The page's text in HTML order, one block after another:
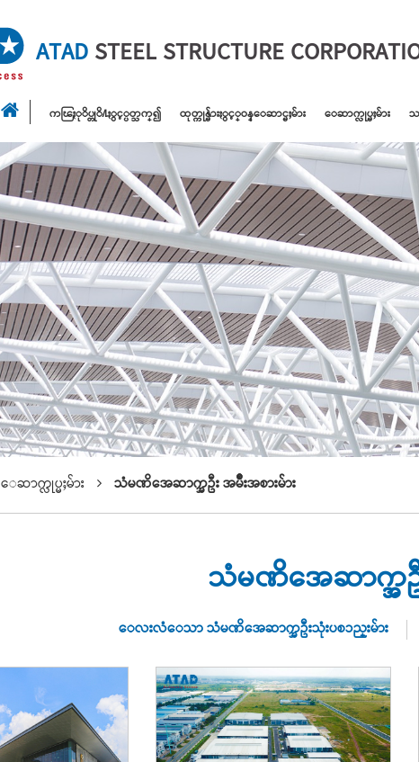
ATADSTEEL STRUCTURE
ကၽြႏုိပ္တုိ႔ႏွင့္ပတ္သက္၍ ထုတ္ကုန္မ်ားႏွင့္ဝန္ေဆာင္မႈမ်ား ေဆာက္လုပ္မႈမ်ား
ေဆာက္လုပ္မႈမ်ား သံမဏိအေဆာက္အဦး အမ်ိဳးအစားမ်ား
သံမဏိအေဆာက္အဦ
ေလးလံေသာ သံမဏိအေဆာက္အဦးသုံးပစၥည္းမ်ား